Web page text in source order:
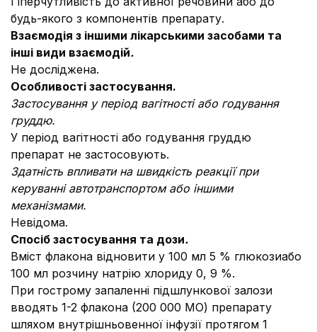
будь-якого з компонентів препарату.
Взаємодія з іншими лікарськими засобами та
інші види взаємодій.
Не досліджена.
Особливості застосування.
Застосування у період вагітності або годування
груддю.
У період вагітності або годування груддю
препарат не застосовують.
Здатність впливати на швидкість реакції при
керуванні автотранспортом або іншими
механізмами.
Невідома.
Спосіб застосування та дози.
Вміст флакона відновити у 100 мл 5 % глюкозиабо
100 мл розчину натрію хлориду 0, 9 %.
При гострому запаленні підшлункової залози
вводять 1-2 флакона (200 000 МО) препарату
шляхом внутрішньовенної інфузії протягом 1